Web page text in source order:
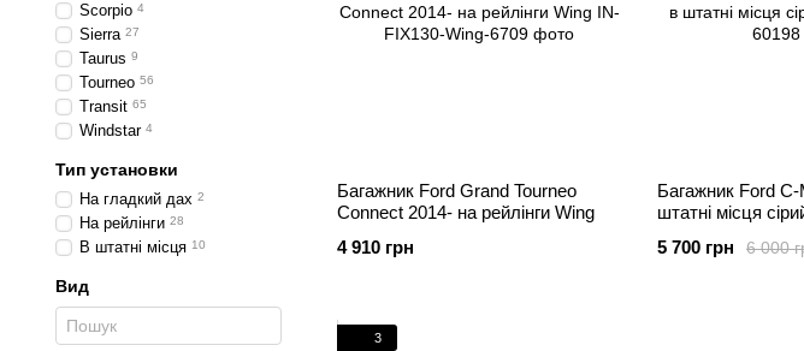
Багажник Ford Grand Tourneo
Connect 2014- на рейлінги Wing
4 910 грн
Багажник Ford
штатні місця
6 000
5 700 грн
3
Scorpio 4
Sierra 27
Taurus 9
Tourneo 56
Transit 65
Windstar 4
Тип установки
На гладкий дах 2
На рейлінги 28
В штатні місця 10
Вид